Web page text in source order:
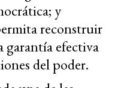
y
reconstruir
garantía efectiva
del poder.